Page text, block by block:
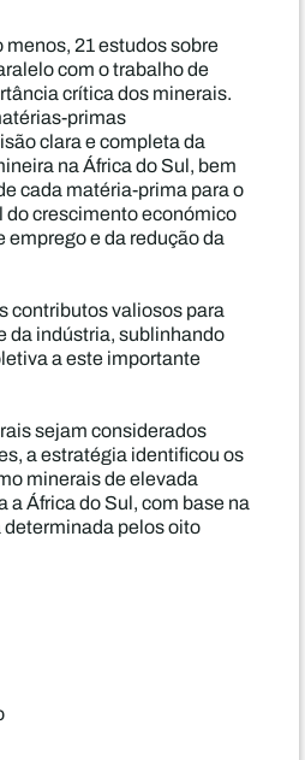
21 estudos sobre
com o trabalho de
crítica dos minerais.
primas
clara e completa da
na África do Sul, bem
cada matéria-prima para o
do crescimento económico
emprego e da redução da
contributos valiosos para
da indústria, sublinhando
a este importante
sejam considerados
a estratégia identificou os
minerais de elevada
a África do Sul, com base na
pelos oito